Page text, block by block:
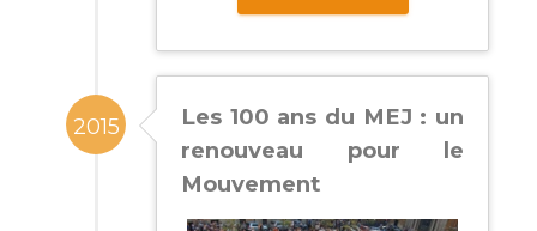
2015
Les 100 ans du MEJ : un
renouveau pour le
Mouvement